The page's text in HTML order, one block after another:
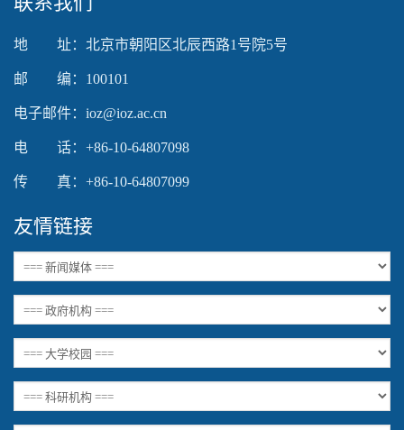
地 址：北京市朝阳区北辰西路1号院5号
邮 编：100101
电子邮件：ioz@ioz.ac.cn
电 话：+86-10-64807098
传 真：+86-10-64807099
友情链接